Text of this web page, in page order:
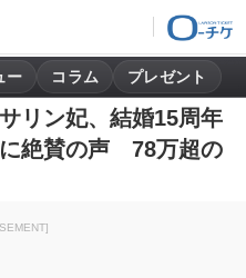
ー コラム プレゼント
リン妃、結婚15周年
に絶賛の声 78万超の